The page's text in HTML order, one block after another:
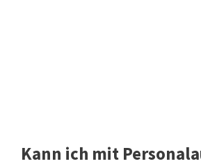
Kann ich mit